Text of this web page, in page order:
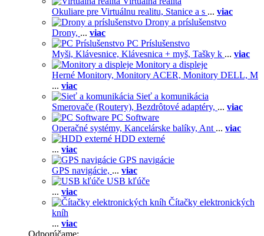
Okuliare pre Virtuálnu realitu, Stanice a s ... viac
Drony a príslušenstvo
Drony, ... viac
PC Príslušenstvo
Myši, Klávesnice, Klávesnica + myš, Tašky k ... viac
Monitory a displeje
Herné Monitory, Monitory ACER, Monitory DELL, M
... viac
Sieť a komunikácia
Smerovače (Routery), Bezdrôtové adaptéry, ... viac
PC Software
Operačné systémy, Kancelárske balíky, Ant ... viac
HDD externé
... viac
GPS navigácie
GPS navigácie, ... viac
USB kľúče
... viac
Čítačky elektronických
kníh
... viac
Odporúčame: